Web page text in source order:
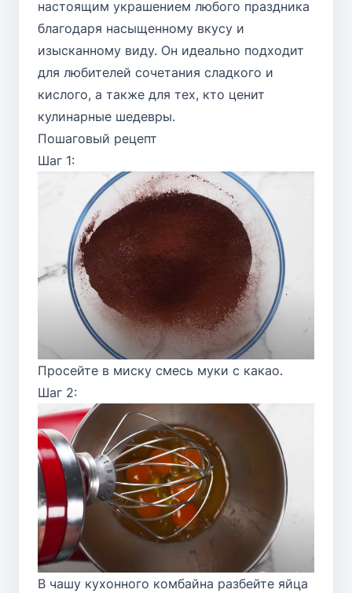
настоящим украшением любого праздника
благодаря насыщенному вкусу и
изысканному виду. Он идеально подходит
для любителей сочетания сладкого и
кислого, а также для тех, кто ценит
кулинарные шедевры.
Пошаговый рецепт
Шаг 1:
Просейте в миску смесь муки с какао.
Шаг 2:
В чашу кухонного комбайна разбейте яйца